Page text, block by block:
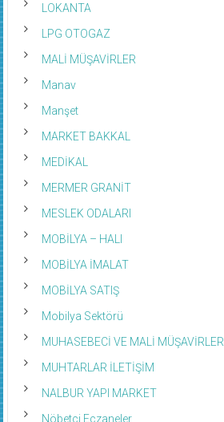
LOKANTA
LPG OTOGAZ
MALİ MÜŞAVİRLER
Manav
Manşet
MARKET BAKKAL
MEDİKAL
MERMER GRANİT
MESLEK ODALARI
MOBİLYA – HALI
MOBİLYA İMALAT
MOBİLYA SATIŞ
Mobilya Sektörü
MUHASEBECİ VE MALİ MÜŞAVİRLER
MUHTARLAR İLETİŞİM
NALBUR YAPI MARKET
Nöbetci Eczaneler